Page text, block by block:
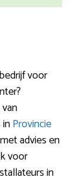
voor
Provincie
advies en
voor
in